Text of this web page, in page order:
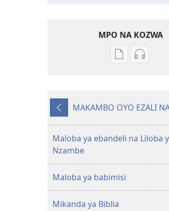
MPO NA KOZWA
Ndenge
Biblia
Libongoli
ya
Sika
(Ebongisami
Ndenge
ya
Biblia
—
ya
Oyo
eleki
MAKAMBO OYO EZALI
Maloba ya ebandeli na Liloba
Nzambe
Maloba ya babimisi
Mikanda ya Biblia